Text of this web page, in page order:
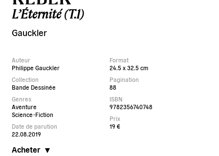
L’Éternité (T.1)
Gauckler
Auteur
Philippe Gauckler
Collection
Bande Dessinée
Genres
Aventure
Science-Fiction
Date de parution
22.08.2019
Acheter
Format
24.5 x 32.5 cm
Pagination
88
ISBN
9782356740748
Prix
19 €